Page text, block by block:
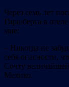
Через семь лет
Гиршберга в
мне:
– Никогда не
себя опасности,
Сочту
Мехико.